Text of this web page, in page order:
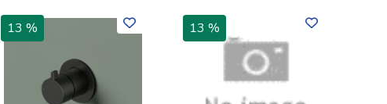
13 % 13 %